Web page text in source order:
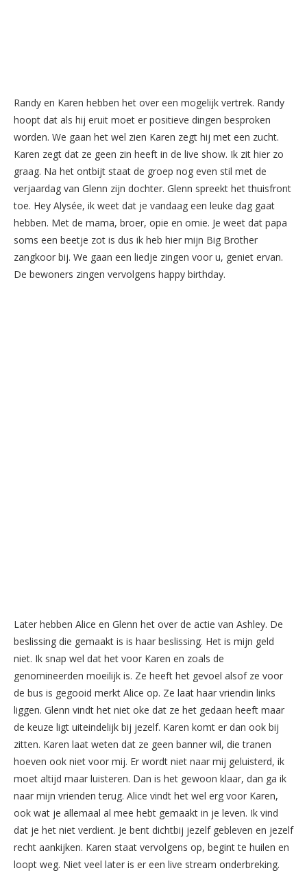
Randy en Karen hebben het over een mogelijk vertrek. Randy
hoopt dat als hij eruit moet er positieve dingen besproken
worden. We gaan het wel zien Karen zegt hij met een zucht.
Karen zegt dat ze geen zin heeft in de live show. Ik zit hier zo
graag. Na het ontbijt staat de groep nog even stil met de
verjaardag van Glenn zijn dochter. Glenn spreekt het thuisfront
toe. Hey Alysée, ik weet dat je vandaag een leuke dag gaat
hebben. Met de mama, broer, opie en omie. Je weet dat papa
soms een beetje zot is dus ik heb hier mijn Big Brother
zangkoor bij. We gaan een liedje zingen voor u, geniet ervan.
De bewoners zingen vervolgens happy birthday.
Later hebben Alice en Glenn het over de actie van Ashley. De
beslissing die gemaakt is is haar beslissing. Het is mijn geld
niet. Ik snap wel dat het voor Karen en zoals de
genomineerden moeilijk is. Ze heeft het gevoel alsof ze voor
de bus is gegooid merkt Alice op. Ze laat haar vriendin links
liggen. Glenn vindt het niet oke dat ze het gedaan heeft maar
de keuze ligt uiteindelijk bij jezelf. Karen komt er dan ook bij
zitten. Karen laat weten dat ze geen banner wil, die tranen
hoeven ook niet voor mij. Er wordt niet naar mij geluisterd, ik
moet altijd maar luisteren. Dan is het gewoon klaar, dan ga ik
naar mijn vrienden terug. Alice vindt het wel erg voor Karen,
ook wat je allemaal al mee hebt gemaakt in je leven. Ik vind
dat je het niet verdient. Je bent dichtbij jezelf gebleven en jezelf
recht aankijken. Karen staat vervolgens op, begint te huilen en
loopt weg. Niet veel later is er een live stream onderbreking.